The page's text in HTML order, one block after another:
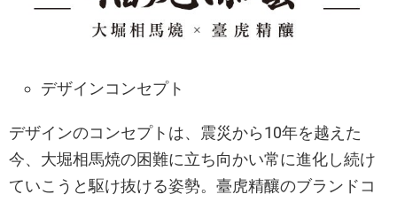
デザインコンセプト
デザインのコンセプトは、震災から10年を越えた
今、大堀相馬焼の困難に立ち向かい常に進化し続け
ていこうと駆け抜ける姿勢。臺虎精釀のブランドコ